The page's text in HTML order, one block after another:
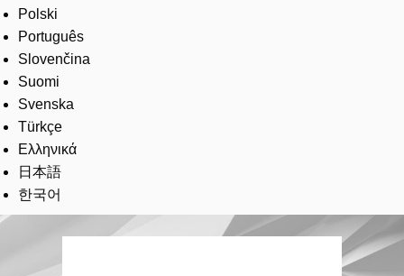
Polski
Português
Slovenčina
Suomi
Svenska
Türkçe
Ελληνικά
日本語
한국어